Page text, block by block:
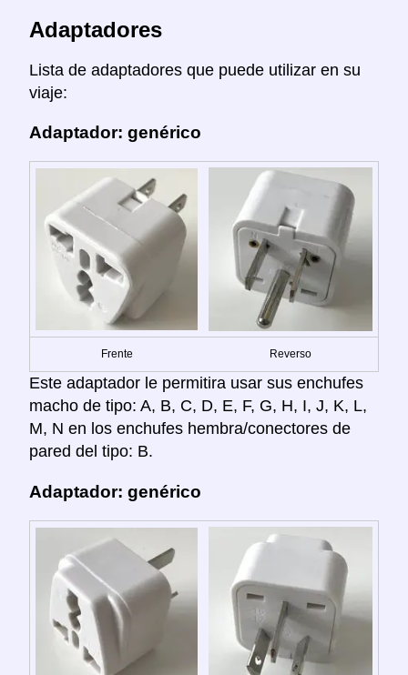
Adaptadores
Lista de adaptadores que puede utilizar en su
viaje:
Adaptador: genérico
Frente Reverso
Este adaptador le permitira usar sus enchufes
macho de tipo: A, B, C, D, E, F, G, H, I, J, K, L,
M, N en los enchufes hembra/conectores de
pared del tipo: B.
Adaptador: genérico